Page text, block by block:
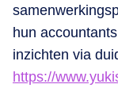
hun
inzichten via
https://